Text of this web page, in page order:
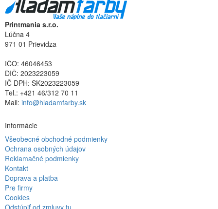
Printmania s.r.o.
Lúčna 4
971 01 Prievidza
IČO: 46046453
DIČ: 2023223059
IČ DPH: SK2023223059
Tel.: +421 46/312 70 11
Mail: info@hladamfarby.sk
Informácie
Všeobecné obchodné podmienky
Ochrana osobných údajov
Reklamačné podmienky
Kontakt
Doprava a platba
Pre firmy
Cookies
Odstúpiť od zmluvy tu